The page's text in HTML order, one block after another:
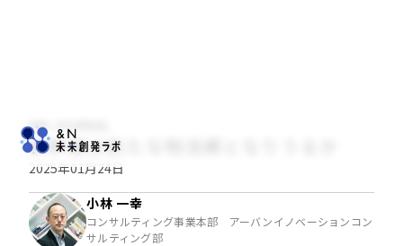
NRI JOURNAL
新幹線は新たな物流網となりうるか
2025年01月24日
小林 一幸
コンサルティング事業本部 アーバンイノベーションコン
サルティング部